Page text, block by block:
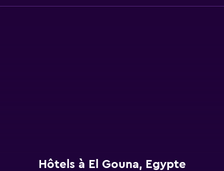
Hôtels à El Gouna, Egypte